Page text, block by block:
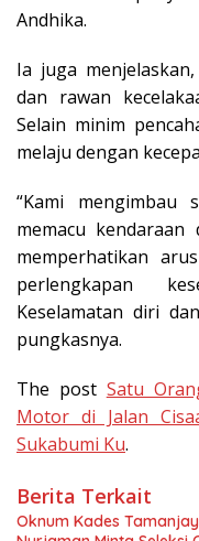
Andhika.
Ia juga
dan rawan
Selain minim
melaju dengan
“Kami mengimbau
memacu
memperhatikan
perlengkapan
Keselamatan diri
pungkasnya.
The post Satu
Motor di Jalan
Sukabumi Ku.
Berita Terkait
Oknum Kades